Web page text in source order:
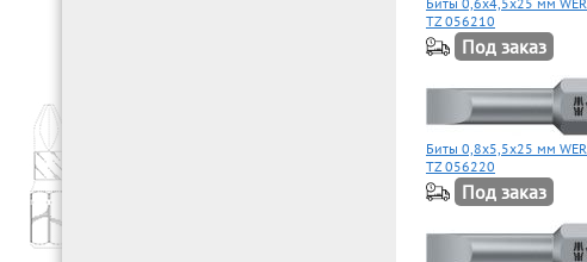
TZ 056210
Под заказ
Биты 0,8х5,5х25 мм
TZ 056220
Под заказ